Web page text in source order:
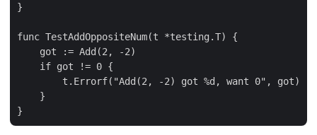
}
func TestAddOppositeNum(t *testing.T) {
    got := Add(2, -2)
    if got != 0 {
        t.Errorf("Add(2, -2) got %d, want 0", got)
    }